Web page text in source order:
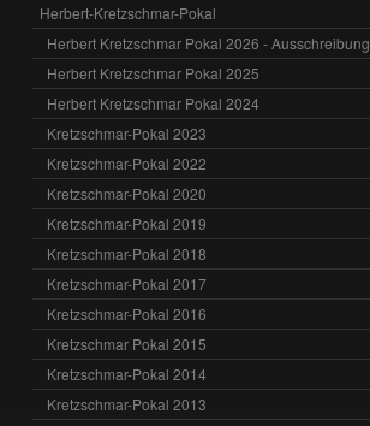
Herbert-Kretzschmar-Pokal
Herbert Kretzschmar Pokal 2026 - Ausschreibung
Herbert Kretzschmar Pokal 2025
Herbert Kretzschmar Pokal 2024
Kretzschmar-Pokal 2023
Kretzschmar-Pokal 2022
Kretzschmar-Pokal 2020
Kretzschmar-Pokal 2019
Kretzschmar-Pokal 2018
Kretzschmar-Pokal 2017
Kretzschmar-Pokal 2016
Kretzschmar Pokal 2015
Kretzschmar-Pokal 2014
Kretzschmar-Pokal 2013